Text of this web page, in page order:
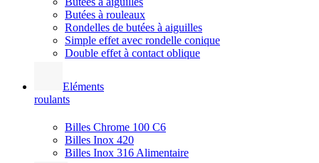
Butées à rouleaux
Rondelles de butées à aiguilles
Simple effet avec rondelle conique
Double effet à contact oblique
Eléments
roulants
Billes Chrome 100 C6
Billes Inox 420
Billes Inox 316 Alimentaire